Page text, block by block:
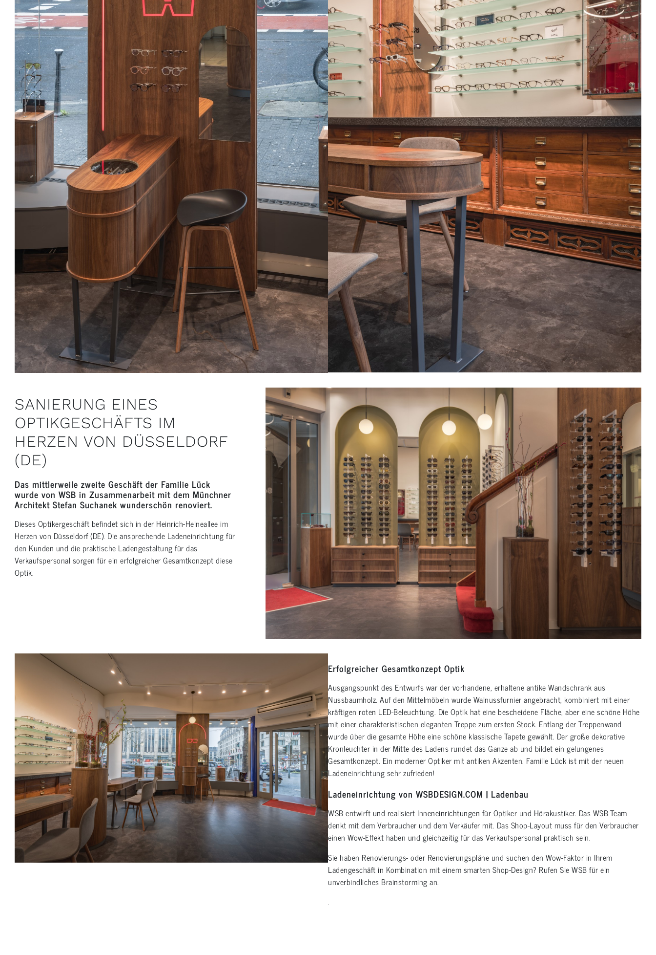
SANIERUNG EINES
OPTIKGESCHÄFTS IM
HERZEN VON DÜSSELDORF
(DE)
Das mittlerweile zweite Geschäft der Familie Lück
wurde von WSB in Zusammenarbeit mit dem Münchner
Architekt Stefan Suchanek wunderschön renoviert.
Dieses Optikergeschäft befindet sich in der Heinrich-Heineallee im
Herzen von Düsseldorf (DE). Die ansprechende Ladeneinrichtung für
den Kunden und die praktische Ladengestaltung für das
Verkaufspersonal sorgen für ein erfolgreicher Gesamtkonzept diese
Optik.
Erfolgreicher Gesamtkonzept Optik
Ausgangspunkt des Entwurfs war der vorhandene, erhaltene antike Wandschrank aus
Nussbaumholz. Auf den Mittelmöbeln wurde Walnussfurnier angebracht, kombiniert mit einer
kräftigen roten LED-Beleuchtung. Die Optik hat eine bescheidene Fläche, aber eine schöne Höhe
mit einer charakteristischen eleganten Treppe zum ersten Stock. Entlang der Treppenwand
wurde über die gesamte Höhe eine schöne klassische Tapete gewählt. Der große dekorative
Kronleuchter in der Mitte des Ladens rundet das Ganze ab und bildet ein gelungenes
Gesamtkonzept. Ein moderner Optiker mit antiken Akzenten. Familie Lück ist mit der neuen
Ladeneinrichtung sehr zufrieden!
Ladeneinrichtung von WSBDESIGN.COM | Ladenbau
WSB entwirft und realisiert Inneneinrichtungen für Optiker und Hörakustiker. Das WSB-Team
denkt mit dem Verbraucher und dem Verkäufer mit. Das Shop-Layout muss für den Verbraucher
einen Wow-Effekt haben und gleichzeitig für das Verkaufspersonal praktisch sein.
Sie haben Renovierungs- oder Renovierungspläne und suchen den Wow-Faktor in Ihrem
Ladengeschäft in Kombination mit einem smarten Shop-Design? Rufen Sie WSB für ein
unverbindliches Brainstorming an.
.